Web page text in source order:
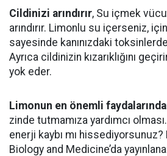
Cildinizi arındırır, Su içmek
arındırır. Limonlu su içerseniz,
sayesinde kanınızdaki
Ayrıca cildinizin kızarıklığını
yok eder.
Limonun en önemli
zinde tutmamıza yardımcı
enerji kaybı mı hissediyorsunuz?
Biology and Medicine’da